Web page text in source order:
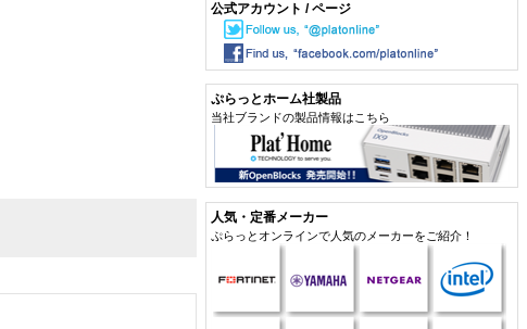
公式アカウント / ページ
ぷらっとホーム社製品
当社ブランドの製品情報はこちら
人気・定番メーカー
ぷらっとオンラインで人気のメーカーをご紹介！